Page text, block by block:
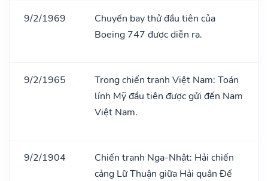
9/2/1969
Chuyến bay thử đầu tiên của
Boeing 747 được diễn ra.
9/2/1965
Trong chiến tranh Việt Nam: Toán
lính Mỹ đầu tiên được gửi đến Nam
Việt Nam.
9/2/1904
Chiến tranh Nga-Nhật: Hải chiến
cảng Lữ Thuận giữa Hải quân Đế